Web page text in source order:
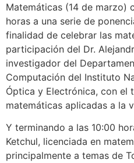
Matemáticas (14 de marzo)
horas a una serie de
finalidad de celebrar las
participación del Dr.
investigador del
Computación del Instituto
Óptica y Electrónica, con el
matemáticas aplicadas a la
Y terminando a las 10:00
Ketchul, licenciada en
principalmente a temas de